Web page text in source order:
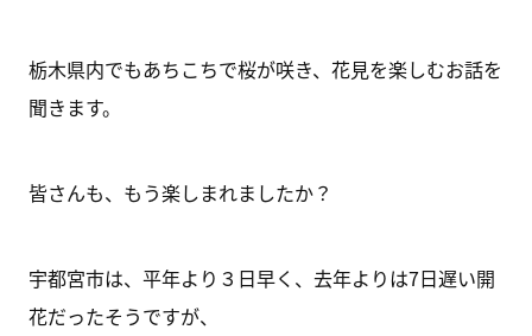
栃木県内でもあちこちで桜が咲き、花見を楽しむお話を
聞きます。
皆さんも、もう楽しまれましたか？
宇都宮市は、平年より３日早く、去年よりは7日遅い開
花だったそうですが、